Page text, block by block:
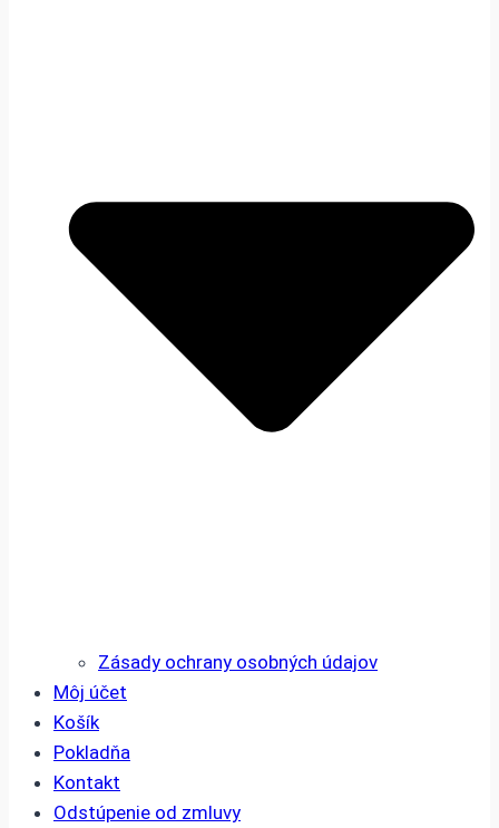
Zásady ochrany osobných údajov
Môj účet
Košík
Pokladňa
Kontakt
Odstúpenie od zmluvy